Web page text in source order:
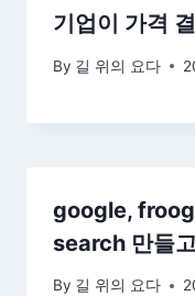
기업이 가격
By 길 위의 요다
google,
search 만들
By 길 위의 요다